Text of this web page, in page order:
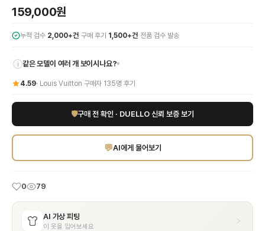
사이즈는 어떻게 선택하나요?
상품 상세의 사이즈 정보를 참고해 선택하시고, 사이즈 선택이 어려우시면 카카오
159,000원
누적 검수 2,000+건·구매 후기 1,500+건· 전품 검수 발송
i 같은 모델이 여러 개 보이시나요?▾
4.59· Louis Vuitton 구매자 135명 후기
🛡구매 전 확인 · DUELLO 신뢰 보증 보기
💬AI에게 물어보기
0 79
AI 가상 피팅
이 옷을 입어보세요